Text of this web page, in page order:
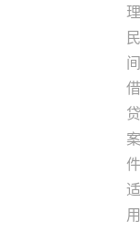
理
民
间
借
贷
案
件
适
用